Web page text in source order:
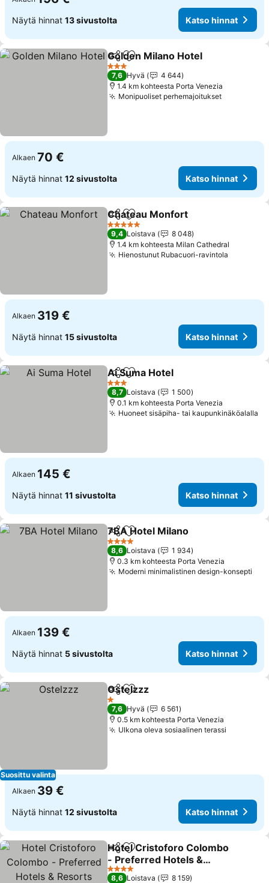
Näytä hinnat 13 sivustolta Katso hinnat
Jaa Lisää suosikkeihin
Golden Milano Hotel
3 Tähtiluokitus
7,6 Hyvä
4 644
1.4 km kohteesta Porta Venezia
Monipuoliset perhemajoitukset
Alkaen 70 €
Näytä hinnat 12 sivustolta Katso hinnat
Jaa Lisää suosikkeihin
Chateau Monfort
5 Tähtiluokitus
9,4 Loistava
8 048
1.4 km kohteesta Milan Cathedral
Hienostunut Rubacuori-ravintola
Alkaen 319 €
Näytä hinnat 15 sivustolta Katso hinnat
Jaa Lisää suosikkeihin
Ai Suma Hotel
3 Tähtiluokitus
8,7 Loistava
1 500
0.1 km kohteesta Porta Venezia
Huoneet sisäpiha- tai kaupunkinäköalalla
Alkaen 145 €
Näytä hinnat 11 sivustolta Katso hinnat
Jaa Lisää suosikkeihin
7BA Hotel Milano
4 Tähtiluokitus
8,6 Loistava
1 934
0.3 km kohteesta Porta Venezia
Moderni minimalistinen design-konsepti
Alkaen 139 €
Näytä hinnat 5 sivustolta Katso hinnat
Suosittu valinta
Jaa Lisää suosikkeihin
Ostelzzz
1 Tähtiluokitus
7,6 Hyvä
6 561
0.5 km kohteesta Porta Venezia
Ulkona oleva sosiaalinen terassi
Alkaen 39 €
Näytä hinnat 12 sivustolta Katso hinnat
Jaa Lisää suosikkeihin
Hotel Cristoforo Colombo
- Preferred Hotels &
Resorts
4 Tähtiluokitus
8,6 Loistava
8 159